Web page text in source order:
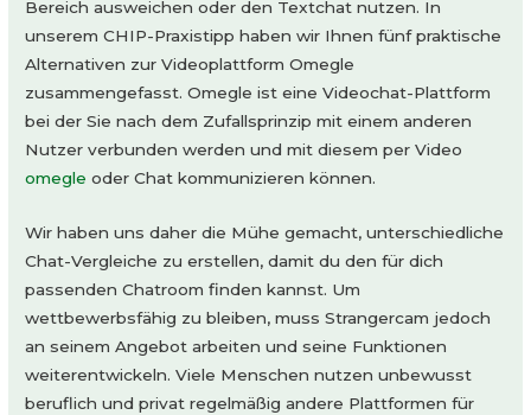
Bereich ausweichen oder den Textchat nutzen. In
unserem CHIP-Praxistipp haben wir Ihnen fünf praktische
Alternativen zur Videoplattform Omegle
zusammengefasst. Omegle ist eine Videochat-Plattform
bei der Sie nach dem Zufallsprinzip mit einem anderen
Nutzer verbunden werden und mit diesem per Video
omegle oder Chat kommunizieren können.
Wir haben uns daher die Mühe gemacht, unterschiedliche
Chat-Vergleiche zu erstellen, damit du den für dich
passenden Chatroom finden kannst. Um
wettbewerbsfähig zu bleiben, muss Strangercam jedoch
an seinem Angebot arbeiten und seine Funktionen
weiterentwickeln. Viele Menschen nutzen unbewusst
beruflich und privat regelmäßig andere Plattformen für